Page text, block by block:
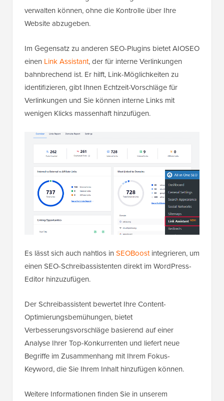
verwalten können, ohne die Kontrolle über Ihre
Website abzugeben.
Im Gegensatz zu anderen SEO-Plugins bietet AIOSEO
einen Link Assistant, der für interne Verlinkungen
bahnbrechend ist. Er hilft, Link-Möglichkeiten zu
identifizieren, gibt Ihnen Echtzeit-Vorschläge für
Verlinkungen und Sie können interne Links mit
wenigen Klicks massenhaft hinzufügen.
Es lässt sich auch nahtlos in SEOBoostintegrieren, um
einen SEO-Schreibassistenten direkt im WordPress-
Editor hinzuzufügen.
Der Schreibassistent bewertet Ihre Content-
Optimierungsbemühungen, bietet
Verbesserungsvorschläge basierend auf einer
Analyse Ihrer Top-Konkurrenten und liefert neue
Begriffe im Zusammenhang mit Ihrem Fokus-
Keyword, die Sie Ihrem Inhalt hinzufügen können.
Weitere Informationen finden Sie in unserem